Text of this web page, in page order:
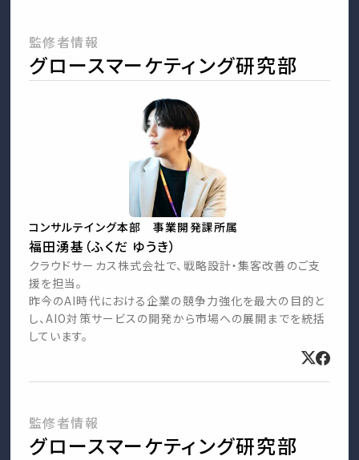
監修者情報
グロースマーケティング研究部
コンサルテイング本部 事業開発課所属
福田湧基（ふくだ ゆうき）
クラウドサーカス株式会社で、戦略設計・集客改善のご支
援を担当。
昨今のAI時代における企業の競争力強化を最大の目的と
し、AIO対策サービスの開発から市場への展開までを統括
しています。
監修者情報
グロースマーケティング研究部